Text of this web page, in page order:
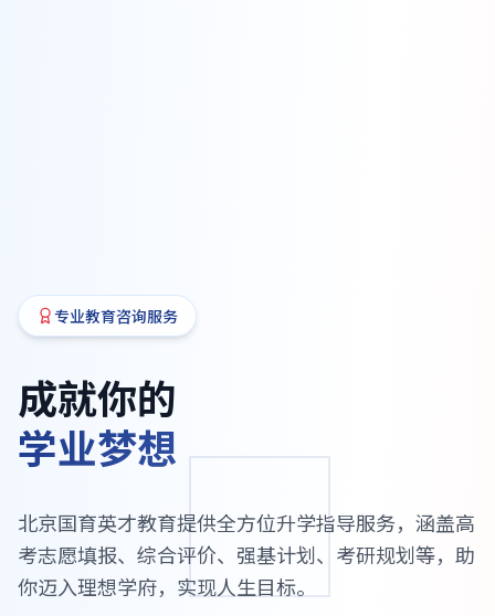
专业教育咨询服务
成就你的
学业梦想
北京国育英才教育提供全方位升学指导服务，涵盖高
考志愿填报、综合评价、强基计划、考研规划等，助
你迈入理想学府，实现人生目标。